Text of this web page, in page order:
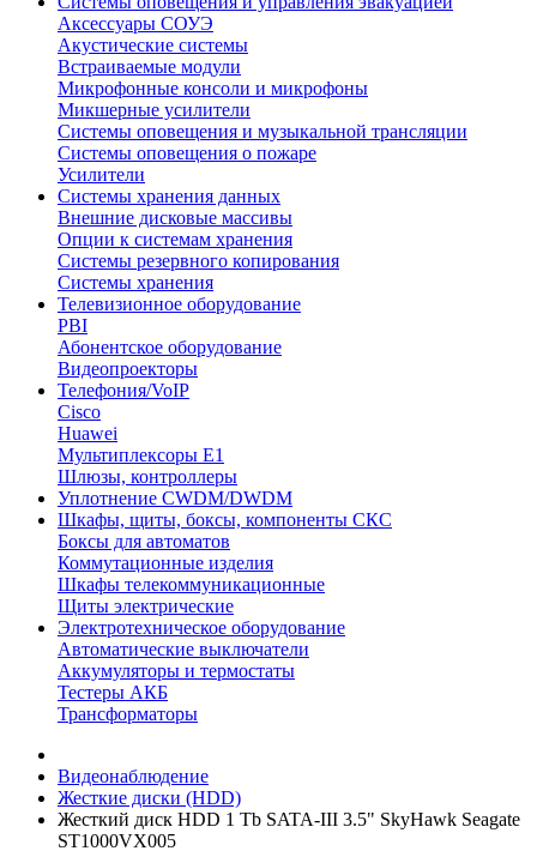
Аксессуары СОУЭ
Акустические системы
Встраиваемые модули
Микрофонные консоли и микрофоны
Микшерные усилители
Системы оповещения и музыкальной трансляции
Системы оповещения о пожаре
Усилители
Системы хранения данных
Внешние дисковые массивы
Опции к системам хранения
Системы резервного копирования
Системы хранения
Телевизионное оборудование
PBI
Абонентское оборудование
Видеопроекторы
Телефония/VoIP
Cisco
Huawei
Мультиплексоры E1
Шлюзы, контроллеры
Уплотнение CWDM/DWDM
Шкафы, щиты, боксы, компоненты СКС
Боксы для автоматов
Коммутационные изделия
Шкафы телекоммуникационные
Щиты электрические
Электротехническое оборудование
Автоматические выключатели
Аккумуляторы и термостаты
Тестеры АКБ
Трансформаторы
Видеонаблюдение
Жесткие диски (HDD)
Жесткий диск HDD 1 Tb SATA-III 3.5" SkyHawk Seagate
ST1000VX005